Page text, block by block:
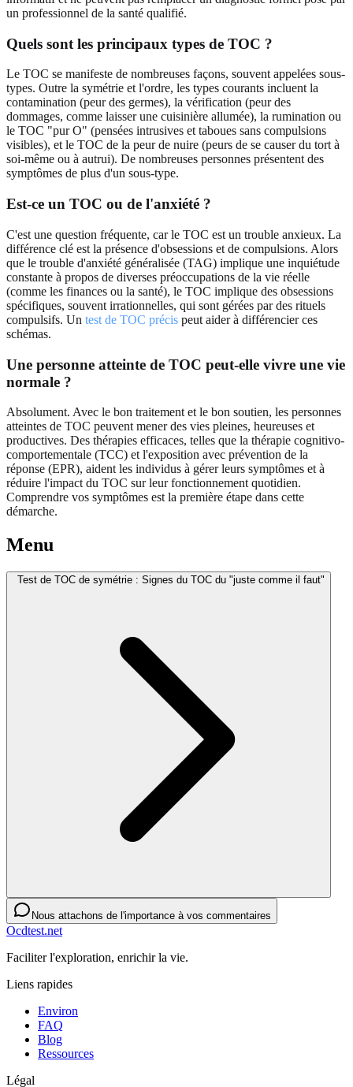
un professionnel de la santé qualifié.
Quels sont les principaux types de TOC ?
Le TOC se manifeste de nombreuses façons, souvent appelées sous-
types. Outre la symétrie et l'ordre, les types courants incluent la
contamination (peur des germes), la vérification (peur des
dommages, comme laisser une cuisinière allumée), la rumination ou
le TOC "pur O" (pensées intrusives et taboues sans compulsions
visibles), et le TOC de la peur de nuire (peurs de se causer du tort à
soi-même ou à autrui). De nombreuses personnes présentent des
symptômes de plus d'un sous-type.
Est-ce un TOC ou de l'anxiété ?
C'est une question fréquente, car le TOC est un trouble anxieux. La
différence clé est la présence d'obsessions et de compulsions. Alors
que le trouble d'anxiété généralisée (TAG) implique une inquiétude
constante à propos de diverses préoccupations de la vie réelle
(comme les finances ou la santé), le TOC implique des obsessions
spécifiques, souvent irrationnelles, qui sont gérées par des rituels
compulsifs. Un test de TOC précis peut aider à différencier ces
schémas.
Une personne atteinte de TOC peut-elle vivre une vie
normale ?
Absolument. Avec le bon traitement et le bon soutien, les personnes
atteintes de TOC peuvent mener des vies pleines, heureuses et
productives. Des thérapies efficaces, telles que la thérapie cognitivo-
comportementale (TCC) et l'exposition avec prévention de la
réponse (EPR), aident les individus à gérer leurs symptômes et à
réduire l'impact du TOC sur leur fonctionnement quotidien.
Comprendre vos symptômes est la première étape dans cette
démarche.
Menu
Test de TOC de symétrie : Signes du TOC du "juste comme il faut"
Nous attachons de l'importance à vos commentaires
Ocdtest.net
Faciliter l'exploration, enrichir la vie.
Liens rapides
Environ
FAQ
Blog
Ressources
Légal